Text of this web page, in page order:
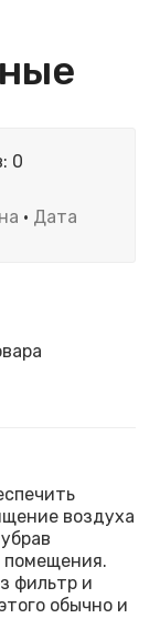
0
· Дата
воздуха
помещения.
фильтр и
обычно и